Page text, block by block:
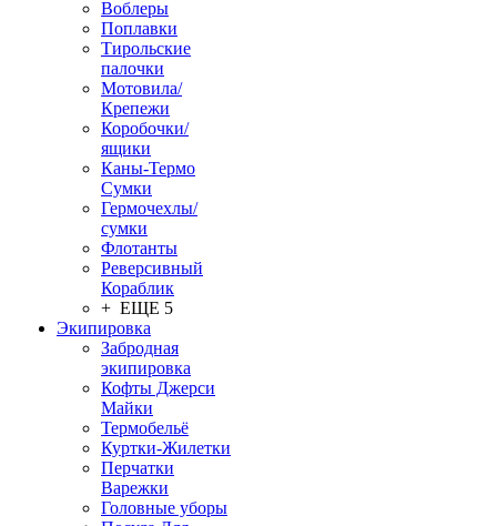
Воблеры
Поплавки
Тирольские
палочки
Мотовила/
Крепежи
Коробочки/
ящики
Каны-Термо
Сумки
Гермочехлы/
сумки
Флотанты
Реверсивный
Кораблик
+ ЕЩЕ 5
Экипировка
Забродная
экипировка
Кофты Джерси
Майки
Термобельё
Куртки-Жилетки
Перчатки
Варежки
Головные уборы